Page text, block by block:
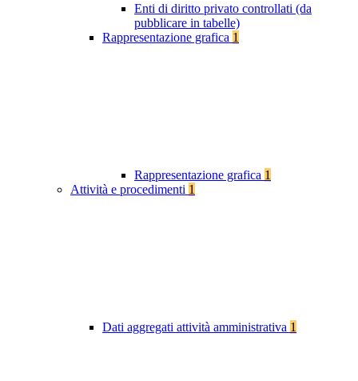
Enti di diritto privato controllati (da
pubblicare in tabelle)
Rappresentazione grafica 1
Rappresentazione grafica 1
Attività e procedimenti 1
Dati aggregati attività amministrativa 1